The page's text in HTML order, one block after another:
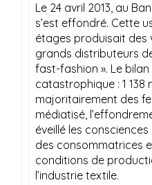
Le 24 avril 2013, au
s’est effondré. Cette
étages produisait des
grands distributeurs
fast-fashion ». Le bilan
catastrophique : 1 138
majoritairement des
médiatisé,
éveillé les
des consommatrices
conditions de
l’industrie textile.